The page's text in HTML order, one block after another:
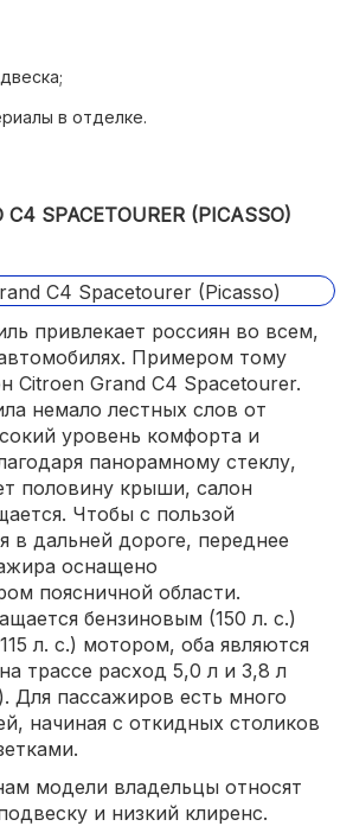
в отделке.
C4 SPACETOURER (PICASSO)
привлекает россиян во всем,
Примером тому
Citroen Grand C4 Spacetourer.
немало лестных слов от
уровень комфорта и
панорамному стеклу,
половину крыши, салон
Чтобы с пользой
в дальней дороге, переднее
оснащено
поясничной области.
бензиновым (150 л. с.)
л. с.) мотором, оба являются
трассе расход 5,0 л и 3,8 л
Для пассажиров есть много
начиная с откидных столиков
модели владельцы относят
и низкий клиренс.